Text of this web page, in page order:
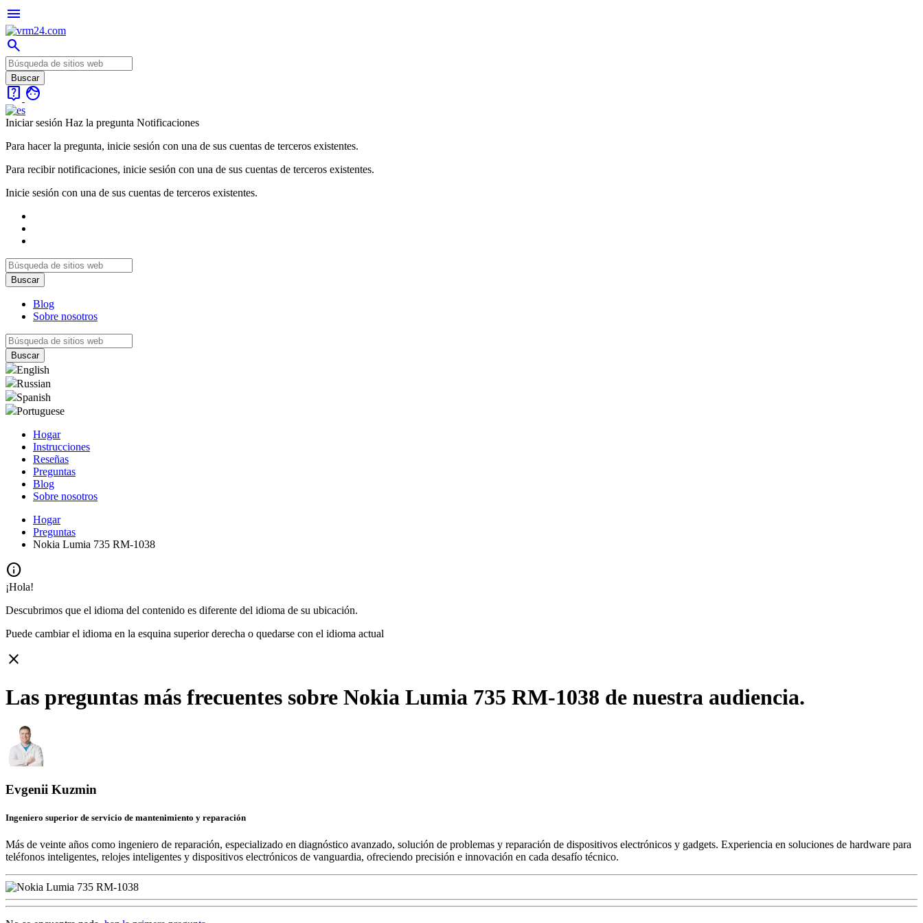
menu
search
live_help face
Iniciar sesión Haz la pregunta Notificaciones
Para hacer la pregunta, inicie sesión con una de sus cuentas de terceros existentes.
Para recibir notificaciones, inicie sesión con una de sus cuentas de terceros existentes.
Inicie sesión con una de sus cuentas de terceros existentes.
Blog
Sobre nosotros
English
Russian
Spanish
Portuguese
Hogar
Instrucciones
Reseñas
Preguntas
Blog
Sobre nosotros
Hogar
Preguntas
Nokia Lumia 735 RM-1038
info
¡Hola!
Descubrimos que el idioma del contenido es diferente del idioma de su ubicación.
Puede cambiar el idioma en la esquina superior derecha o quedarse con el idioma actual
close
Las preguntas más frecuentes sobre Nokia Lumia 735 RM-1038 de nuestra audiencia.
Evgenii Kuzmin
Ingeniero superior de servicio de mantenimiento y reparación
Más de veinte años como ingeniero de reparación, especializado en diagnóstico avanzado, solución de problemas y reparación de dispositivos electrónicos y gadgets. Experiencia en soluciones de hardware para
teléfonos inteligentes, relojes inteligentes y dispositivos electrónicos de vanguardia, ofreciendo precisión e innovación en cada desafío técnico.